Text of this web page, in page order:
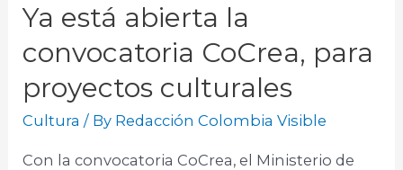
Ya está abierta la
convocatoria CoCrea, para
proyectos culturales
Cultura / By Redacción Colombia Visible
Con la convocatoria CoCrea, el Ministerio de